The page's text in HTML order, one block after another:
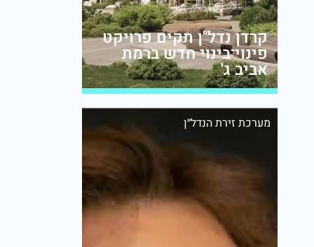
קרדן נדל"ן תקים פרויקט
פינוי־בינוי חדש ברמת
אביב ג'
מערכת זירת הנדל״ן